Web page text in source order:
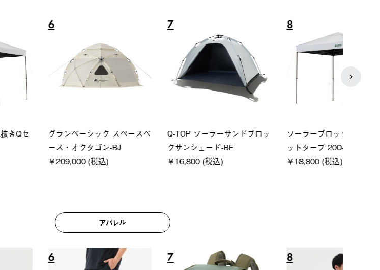
グランベーシック スペースベ
ース・オクタゴン-BJ
￥209,000 (税込)
Q-TOP ソーラーサンドブロッ
クサンシェード-BF
￥16,800 (税込)
ソーラーブロック 風抜きQセ
ットタープ 200-BG
￥18,800 (税込)
アパレル
7 8